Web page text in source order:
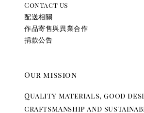
Contact us
配送相關
作品寄售與異業合作
捐款公告
Our mission
Quality materials, good
craftsmanship and